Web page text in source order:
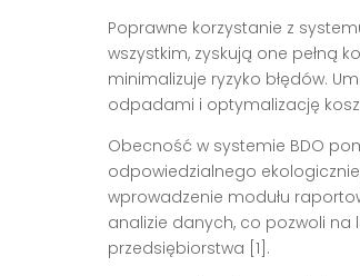
Poprawne korzystanie z
wszystkim, zyskują one pełną
minimalizuje ryzyko błędów.
odpadami i optymalizację
Obecność w systemie BDO
odpowiedzialnego
wprowadzenie modułu
analizie danych, co pozwoli
przedsiębiorstwa [1].